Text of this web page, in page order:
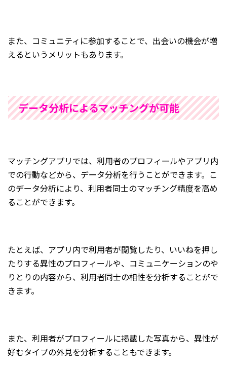
また、コミュニティに参加することで、出会いの機会が増
えるというメリットもあります。
データ分析によるマッチングが可能
マッチングアプリでは、利用者のプロフィールやアプリ内
での行動などから、データ分析を行うことができます。こ
のデータ分析により、利用者同士のマッチング精度を高め
ることができます。
たとえば、アプリ内で利用者が閲覧したり、いいねを押し
たりする異性のプロフィールや、コミュニケーションのや
りとりの内容から、利用者同士の相性を分析することがで
きます。
また、利用者がプロフィールに掲載した写真から、異性が
好むタイプの外見を分析することもできます。